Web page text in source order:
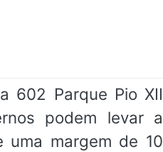
602 Parque Pio XII
podem levar a
uma margem de 10